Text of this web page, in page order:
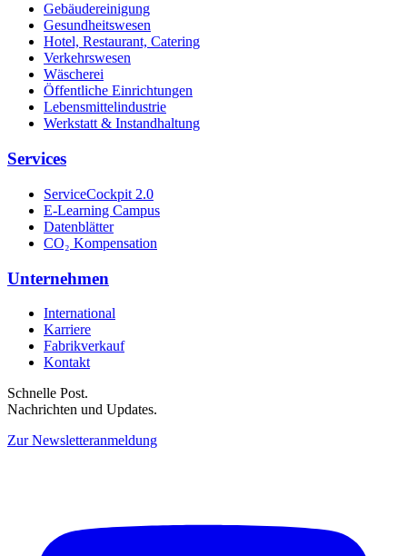
Gebäudereinigung
Gesundheitswesen
Hotel, Restaurant, Catering
Verkehrswesen
Wäscherei
Öffentliche Einrichtungen
Lebensmittelindustrie
Werkstatt & Instandhaltung
Services
ServiceCockpit 2.0
E-Learning Campus
Datenblätter
CO₂ Kompensation
Unternehmen
International
Karriere
Fabrikverkauf
Kontakt
Schnelle Post.
Nachrichten und Updates.
Zur Newsletteranmeldung